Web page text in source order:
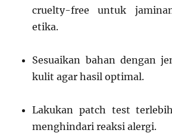
cruelty-free untuk
etika.
Sesuaikan bahan dengan
kulit agar hasil optimal.
Lakukan patch test
menghindari reaksi alergi.